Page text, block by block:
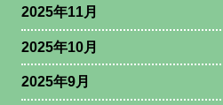
2025年11月
2025年10月
2025年9月